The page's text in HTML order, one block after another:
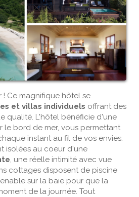
Ce magnifique hôtel se
et villas individuels offrant des
qualité. L'hôtel bénéficie d'une
le bord de mer, vous permettant
instant au fil de vos envies.
isolées au coeur d'une
, une réelle intimité avec vue
cottages disposent de piscine
sur la baie pour que la
de la journée. Tout